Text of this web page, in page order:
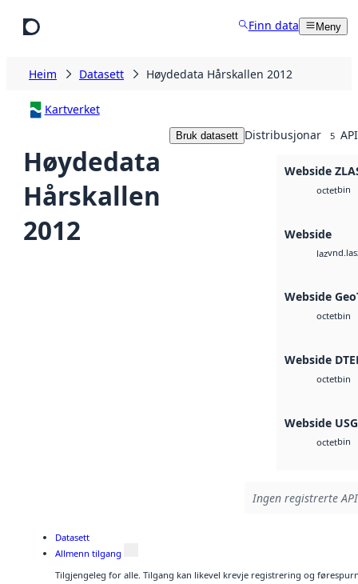
Finn data Meny
Heim Datasett Høydedata Hårskallen 2012
Kartverket
Høydedata
Hårskallen
2012
Bruk datasett Distribusjonar 5
Webside
octetbin
Webside
laz
Webside
octetbin
Webside
octetbin
Webside
octetbin
Ingen registrerte
Datasett
Allmenn tilgang
Tilgjengeleg for alle. Tilgang kan likevel krevje registrering og